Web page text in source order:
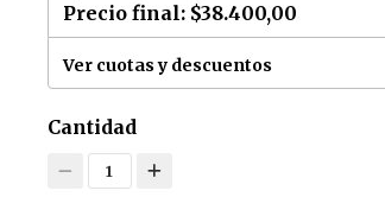
Precio final: $38.400,00
Ver cuotas y descuentos
Cantidad
1